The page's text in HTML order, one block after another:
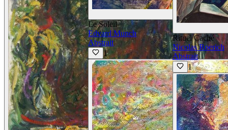
Voir les
Le Soleil
Edvard Munch
Abstrait
1
Rituel Caché
Nicolas Roerich
Abstrait
1